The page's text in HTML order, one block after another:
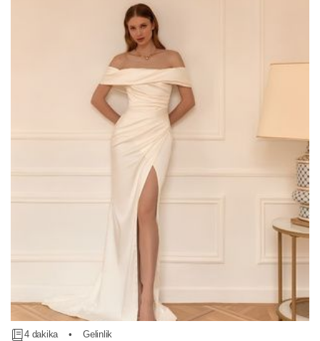
4 dakika • Gelinlik